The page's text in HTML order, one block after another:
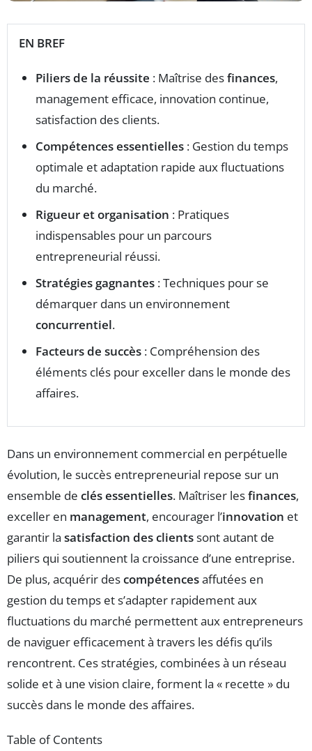
EN BREF
Piliers de la réussite : Maîtrise desfinances,
management efficace, innovation continue,
satisfaction des clients.
Compétences essentielles : Gestion du temps
optimale et adaptation rapide aux fluctuations
du marché.
Rigueur et organisation : Pratiques
indispensables pour un parcours
entrepreneurial réussi.
Stratégies gagnantes : Techniques pour se
démarquer dans un environnement
concurrentiel.
Facteurs de succès : Compréhension des
éléments clés pour exceller dans le monde des
affaires.
Dans un environnement commercial en perpétuelle
évolution, le succès entrepreneurial repose sur un
ensemble de clés essentielles. Maîtriser lesfinances,
exceller en management, encourager l’innovation et
garantir la satisfaction des clientssont autant de
piliers qui soutiennent la croissance d’une entreprise.
De plus, acquérir descompétencesaffutées en
gestion du temps et s’adapter rapidement aux
fluctuations du marché permettent aux entrepreneurs
de naviguer efficacement à travers les défis qu’ils
rencontrent. Ces stratégies, combinées à un réseau
solide et à une vision claire, forment la « recette » du
succès dans le monde des affaires.
Table of Contents